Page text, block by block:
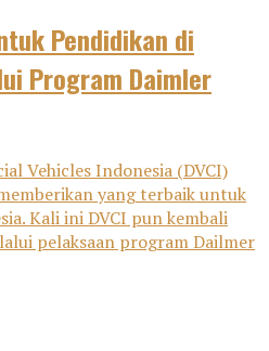
Pendidikan di
Program Daimler
Vehicles Indonesia (DVCI)
yang terbaik untuk
Kali ini DVCI pun kembali
pelaksaan program Dailmer